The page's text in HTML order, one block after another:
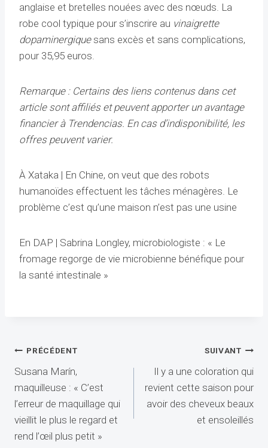
anglaise et bretelles nouées avec des nœuds. La
robe cool typique pour s’inscrire au vinaigrette
dopaminergiquesans excès et sans complications,
pour 35,95 euros.
Remarque : Certains des liens contenus dans cet
article sont affiliés et peuvent apporter un avantage
financier à Trendencias. En cas d’indisponibilité, les
offres peuvent varier.
À Xataka | En Chine, on veut que des robots
humanoïdes effectuent les tâches ménagères. Le
problème c’est qu’une maison n’est pas une usine
En DAP | Sabrina Longley, microbiologiste : « Le
fromage regorge de vie microbienne bénéfique pour
la santé intestinale »
Navigation
de
l’article
PRÉCÉDENT
Susana Marín,
maquilleuse : « C’est
l’erreur de maquillage qui
vieillit le plus le regard et
rend l’œil plus petit »
SUIVANT
Il y a une coloration qui
revient cette saison pour
avoir des cheveux beaux
et ensoleillés